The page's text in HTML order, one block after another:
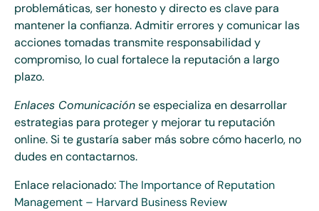
problemáticas, ser honesto y directo es clave para
mantener la confianza. Admitir errores y comunicar las
acciones tomadas transmite responsabilidad y
compromiso, lo cual fortalece la reputación a largo
plazo.
Enlaces Comunicaciónse especializa en desarrollar
estrategias para proteger y mejorar tu reputación
online. Si te gustaría saber más sobre cómo hacerlo, no
dudes en contactarnos.
Enlace relacionado:The Importance of Reputation
Management – Harvard Business Review